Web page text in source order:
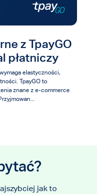
z TpayGO
płatniczy
elastyczności,
TpayGO to
znane z e-commerce
jak to